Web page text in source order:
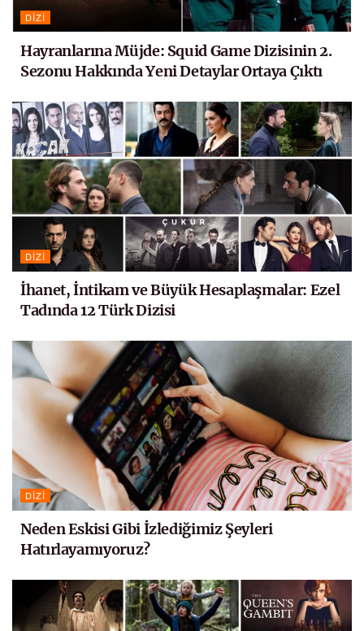
DIZI
Hayranlarına Müjde: Squid Game Dizisinin 2.
Sezonu Hakkında Yeni Detaylar Ortaya Çıktı
DIZI
İhanet, İntikam ve Büyük Hesaplaşmalar: Ezel
Tadında 12 Türk Dizisi
DIZI
Neden Eskisi Gibi İzlediğimiz Şeyleri
Hatırlayamıyoruz?